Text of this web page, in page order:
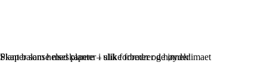
Planter som helseskapere – slik forbedrer de inneklimaet
Skap balanse med planter i ulike former og høyder